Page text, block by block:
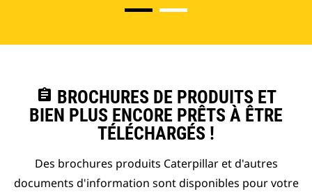
assignment BROCHURES DE PRODUITS ET
BIEN PLUS ENCORE PRÊTS À ÊTRE
TÉLÉCHARGÉS !
Des brochures produits Caterpillar et d'autres
documents d'information sont disponibles pour votre